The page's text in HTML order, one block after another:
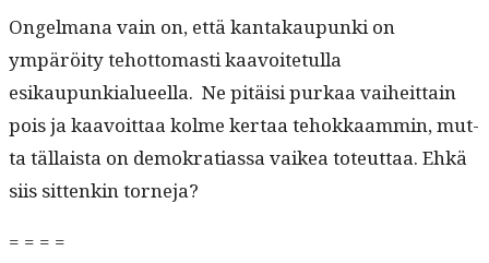
Ongel­mana vain on, että kan­takaupun­ki on
ympäröi­ty tehot­tomasti kaavoite­tul­la
esikaupunkialueel­la. Ne pitäisi purkaa vai­heit­tain
pois ja kaavoit­taa kolme ker­taa tehokkaam­min, mut­
ta täl­laista on demokra­ti­as­sa vaikea toteut­taa. Ehkä
siis sit­tenkin torneja?
= = = =